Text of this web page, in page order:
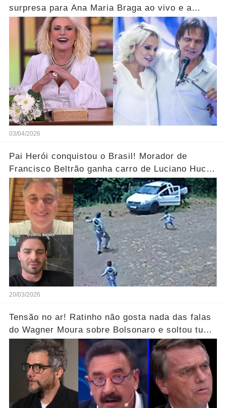
surpresa para Ana Maria Braga ao vivo e a
parabeniza pelo aniversário..... Ver mais
03/04/2026
Pai Herói conquistou o Brasil! Morador de
Francisco Beltrão ganha carro de Luciano Huck
após vídeo dos filhos viralizar.... Ver mais
20/03/2026
Tensão no ar! Ratinho não gosta nada das falas
do Wagner Moura sobre Bolsonaro e soltou tudo
sem filtro.... Veja o vídeo